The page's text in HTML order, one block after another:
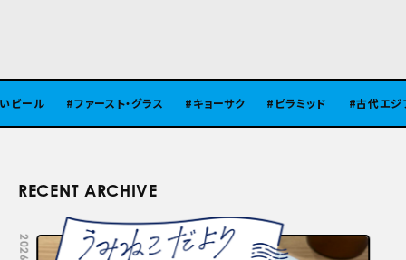
ル ファースト・グラス キョーサク ピラミッド 古代エジプト
RECENT ARCHIVE